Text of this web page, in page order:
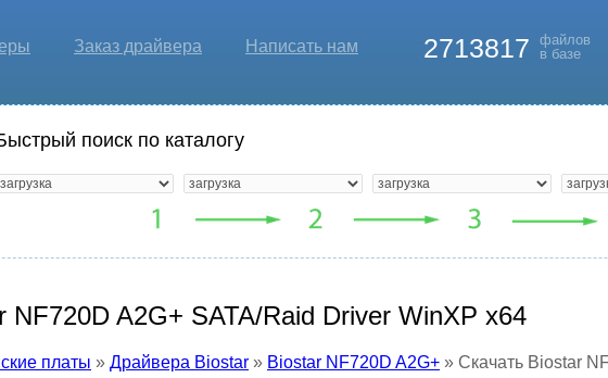
Заказ драйвера Написать нам 2713817
файлов
в базе
поиск по каталогу
NF720D A2G+ SATA/Raid Driver WinXP x64
платы » Драйвера Biostar » Biostar NF720D A2G+ » Скачать Biostar